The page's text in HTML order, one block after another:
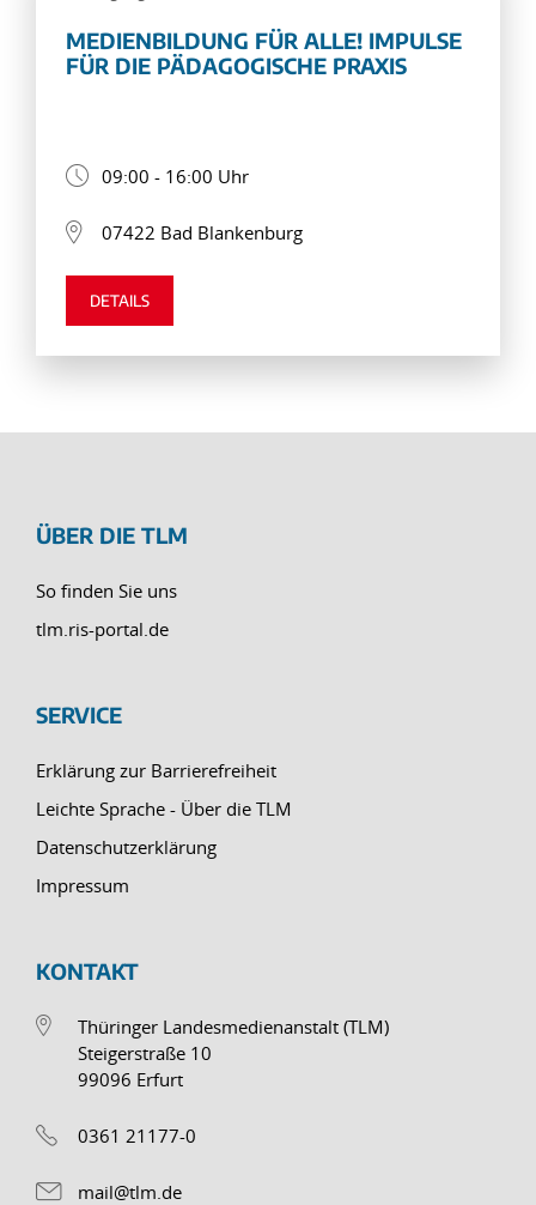
MEDIENBILDUNG FÜR ALLE! IMPULSE
FÜR DIE PÄDAGOGISCHE PRAXIS
09:00 - 16:00 Uhr
07422 Bad Blankenburg
DETAILS
ÜBER DIE TLM
So finden Sie uns
tlm.ris-portal.de
SERVICE
Erklärung zur Barrierefreiheit
Leichte Sprache - Über die TLM
Datenschutzerklärung
Impressum
KONTAKT
Thüringer Landesmedienanstalt (TLM)
Steigerstraße 10
99096 Erfurt
0361 21177-0
mail@tlm.de